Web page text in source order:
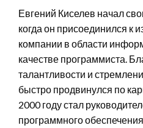
Евгений Киселев начал
когда он присоединился к
компании в области
качестве программиста.
талантливости и
быстро продвинулся по
2000 году стал
программного